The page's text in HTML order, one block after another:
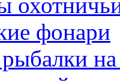
фонари
на